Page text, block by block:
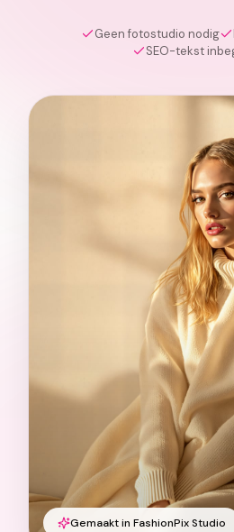
Geen fotostudio nodig
SEO-tekst
Gemaakt in FashionPix Studio